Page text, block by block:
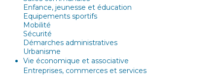
Enfance, jeunesse et éducation
Equipements sportifs
Mobilité
Sécurité
Démarches administratives
Urbanisme
Vie économique et associative
Entreprises, commerces et services